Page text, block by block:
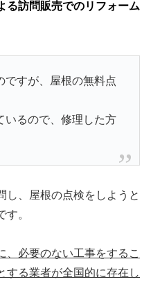
る訪問販売でのリフォーム
ですが、屋根の無料点
いるので、修理した方
し、屋根の点検をしようと
。
、必要のない工事をするこ
する業者が全国的に存在し